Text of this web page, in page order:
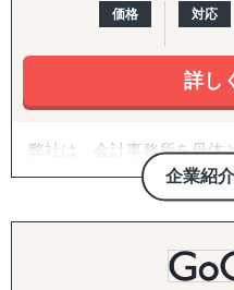
素材を収集する。
『セカイキョテン｜海外会
↳ 現地法人・オフショア法
までをワンストップで代行
『ビザスル｜海外ビザ取得
↳ 就労ビザ・長期滞在ビザ
取得を現地連携でサポート
------------------------------------
価格 対応
詳し
企業紹
弊社は、会計事務所を母体
従業員357名のグローバル
2007年に日本の会計事務
翌年ASEAN一帯、中南米